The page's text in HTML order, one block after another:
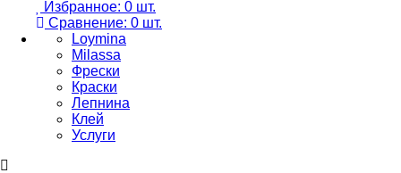
Избранное: 0 шт.
Сравнение: 0 шт.
Loymina
Milassa
Фрески
Краски
Лепнина
Клей
Услуги